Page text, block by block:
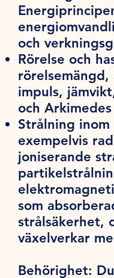
och
Rörelse och
impuls,
och
Strålning
exempelvis
joniserande
som
strålsäkerhet,
växelverkar
Behörighet: